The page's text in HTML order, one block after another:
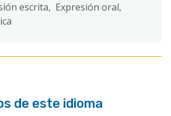
escrita, Expresión oral,
de este idioma